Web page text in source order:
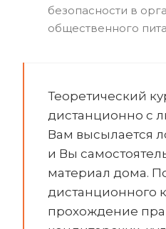
безопасности в
общественного
Теоретический
дистанционно с
Вам высылается
и Вы
материал дома.
дистанционного
прохождение